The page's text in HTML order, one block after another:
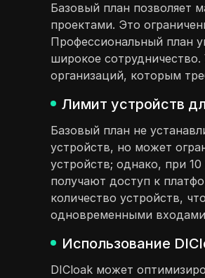
Базовый план позволяет
проектами. Это
Профессиональный план
широкое
организаций, которым
Лимит устройств
Базовый план не
устройств, но может
устройств; однако, при
получают доступ к
количество устройств,
одновременными
Использование
DICloak может